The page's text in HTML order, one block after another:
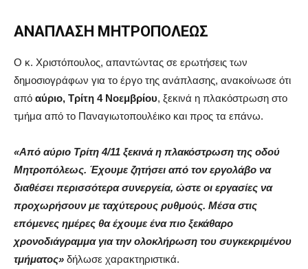
ΑΝΑΠΛΑΣΗ ΜΗΤΡΟΠΟΛΕΩΣ
Ο κ. Χριστόπουλος, απαντώντας σε ερωτήσεις των
δημοσιογράφων για το έργο της ανάπλασης, ανακοίνωσε ότι
από αύριο, Τρίτη 4 Νοεμβρίου, ξεκινά η πλακόστρωση στο
τμήμα από το Παναγιωτοπουλέικο και προς τα επάνω.
«Από αύριο Τρίτη 4/11 ξεκινά η πλακόστρωση της οδού
Μητροπόλεως. Έχουμε ζητήσει από τον εργολάβο να
διαθέσει περισσότερα συνεργεία, ώστε οι εργασίες να
προχωρήσουν με ταχύτερους ρυθμούς. Μέσα στις
επόμενες ημέρες θα έχουμε ένα πιο ξεκάθαρο
χρονοδιάγραμμα για την ολοκλήρωση του συγκεκριμένου
τμήματος» δήλωσε χαρακτηριστικά.